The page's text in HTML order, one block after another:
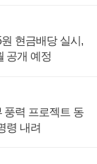
현금배당 실시,
공개 예정
풍력 프로젝트 동
령 내려